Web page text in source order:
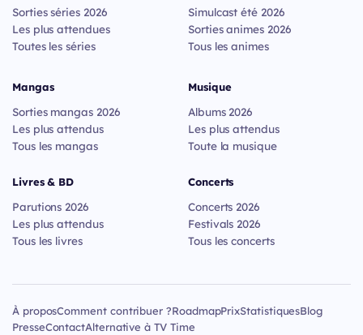
Sorties séries 2026
Les plus attendues
Toutes les séries
Simulcast été 2026
Sorties animes 2026
Tous les animes
Mangas
Sorties mangas 2026
Les plus attendus
Tous les mangas
Livres & BD
Parutions 2026
Les plus attendus
Tous les livres
Musique
Albums 2026
Les plus attendus
Toute la musique
Concerts
Concerts 2026
Festivals 2026
Tous les concerts
À proposComment contribuer ?RoadmapPrixStatistiquesBlog
PresseContactAlternative à TV Time